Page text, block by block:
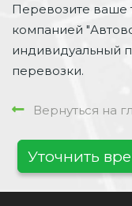
Перевозите ваше
компанией
индивидуальный
перевозки.
Вернуться на
Уточнить